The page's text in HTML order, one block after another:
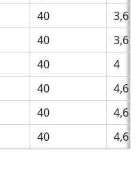
40
3,6
40
3,6
40
4
40
4,6
40
4,6
40 4,6